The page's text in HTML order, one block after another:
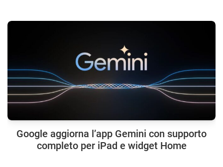
Google aggiorna l’app Gemini con supporto
completo per iPad e widget Home